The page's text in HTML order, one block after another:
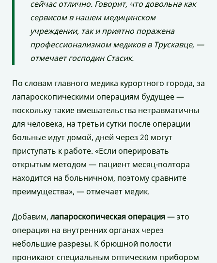
сейчас отлично. Говорит, что довольна как
сервисом в нашем медицинском
учреждении, так и приятно поражена
профессионализмом медиков в Трускавце, —
отмечает господин Стасик.
По словам главного медика курортного города, за
лапароскопическими операциям будущее —
поскольку такие вмешательства нетравматичны
для человека, на третьи сутки после операции
больные идут домой, дней через 20 могут
приступать к работе. «Если оперировать
открытым методом — пациент месяц-полтора
находится на больничном, поэтому сравните
преимущества», — отмечает медик.
Добавим, лапароскопическая операция— это
операция на внутренних органах через
небольшие разрезы. К брюшной полости
проникают специальным оптическим прибором